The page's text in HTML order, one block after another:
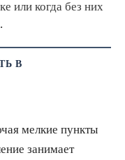
или когда без них
В
мелкие пункты
занимает